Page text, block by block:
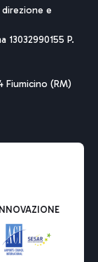
e
13032990155 P.
Fiumicino (RM)
INNOVAZIONE